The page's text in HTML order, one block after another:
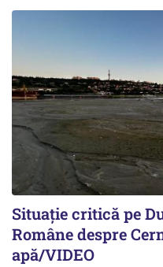
Situație critică pe
Române despre
apă/VIDEO